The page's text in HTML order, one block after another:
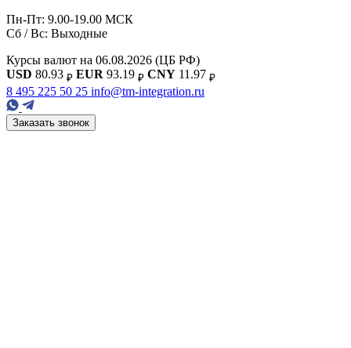
Пн-Пт: 9.00-19.00 МСК
Сб / Вс: Выходные
Курсы валют на 06.08.2026 (ЦБ РФ)
USD 80.93 ₽ EUR 93.19 ₽ CNY 11.97 ₽
8 495 225 50 25 info@tm-integration.ru
Заказать звонок